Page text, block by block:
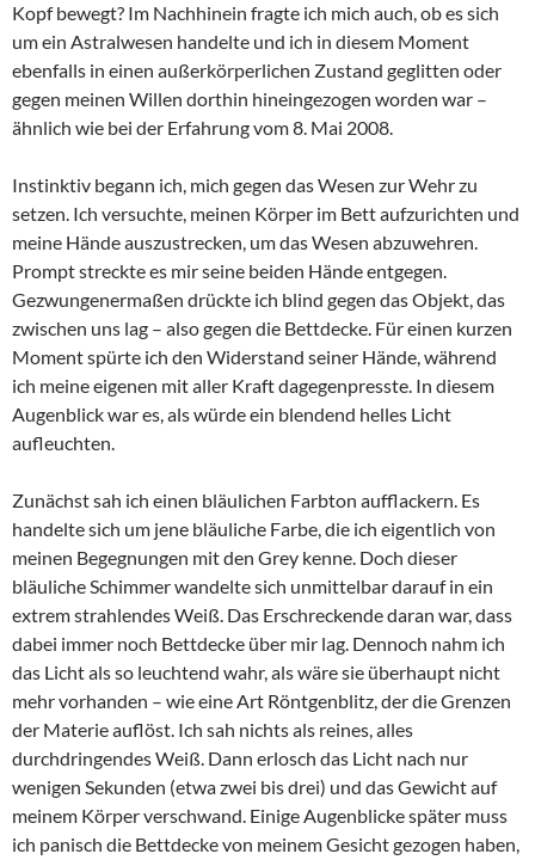
Kopf bewegt? Im Nachhinein fragte ich mich auch, ob es sich
um ein Astralwesen handelte und ich in diesem Moment
ebenfalls in einen außerkörperlichen Zustand geglitten oder
gegen meinen Willen dorthin hineingezogen worden war –
ähnlich wie bei der Erfahrung vom 8. Mai 2008.
Instinktiv begann ich, mich gegen das Wesen zur Wehr zu
setzen. Ich versuchte, meinen Körper im Bett aufzurichten und
meine Hände auszustrecken, um das Wesen abzuwehren.
Prompt streckte es mir seine beiden Hände entgegen.
Gezwungenermaßen drückte ich blind gegen das Objekt, das
zwischen uns lag – also gegen die Bettdecke. Für einen kurzen
Moment spürte ich den Widerstand seiner Hände, während
ich meine eigenen mit aller Kraft dagegenpresste. In diesem
Augenblick war es, als würde ein blendend helles Licht
aufleuchten.
Zunächst sah ich einen bläulichen Farbton aufflackern. Es
handelte sich um jene bläuliche Farbe, die ich eigentlich von
meinen Begegnungen mit den Grey kenne. Doch dieser
bläuliche Schimmer wandelte sich unmittelbar darauf in ein
extrem strahlendes Weiß. Das Erschreckende daran war, dass
dabei immer noch Bettdecke über mir lag. Dennoch nahm ich
das Licht als so leuchtend wahr, als wäre sie überhaupt nicht
mehr vorhanden – wie eine Art Röntgenblitz, der die Grenzen
der Materie auflöst. Ich sah nichts als reines, alles
durchdringendes Weiß. Dann erlosch das Licht nach nur
wenigen Sekunden (etwa zwei bis drei) und das Gewicht auf
meinem Körper verschwand. Einige Augenblicke später muss
ich panisch die Bettdecke von meinem Gesicht gezogen haben,